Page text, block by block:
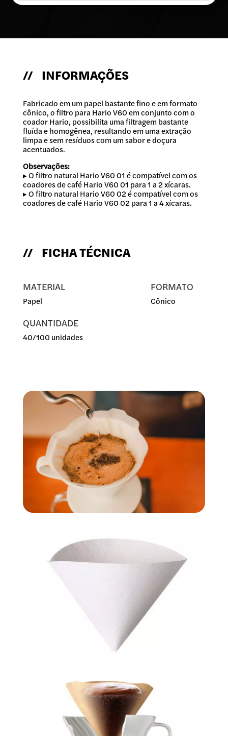
// INFORMAÇÕES
Fabricado em um papel bastante fino e em formato
cônico, o filtro para Hario V60 em conjunto com o
coador Hario, possibilita uma filtragem bastante
fluída e homogênea, resultando em uma extração
limpa e sem resíduos com um sabor e doçura
acentuados.
Observações:
▸ O filtro natural Hario V60 01 é compatível com os
coadores de café Hario V60 01 para 1 a 2 xícaras.
▸ O filtro natural Hario V60 02 é compatível com os
coadores de café Hario V60 02 para 1 a 4 xícaras.
// FICHA TÉCNICA
MATERIAL
Papel
FORMATO
Cônico
QUANTIDADE
40/100 unidades